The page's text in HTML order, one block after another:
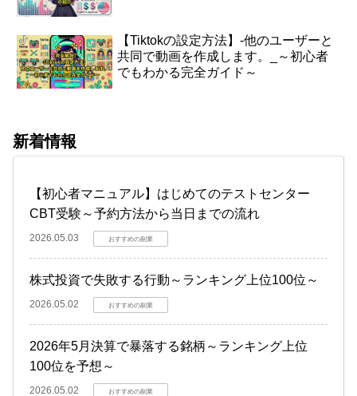
【Tiktokの設定方法】-他のユーザーと
共同で動画を作成します。_～初心者
でもわかる完全ガイド～
新着情報
【初心者マニュアル】はじめてのテストセンター
CBT受験～予約方法から当日までの流れ
2026.05.03 おすすめの副業
株式投資で失敗する行動～ランキング上位100位～
2026.05.02 おすすめの副業
2026年5月決算で暴落する銘柄～ランキング上位
100位を予想～
2026.05.02 おすすめの副業